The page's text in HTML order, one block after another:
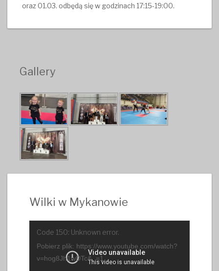
oraz 01.03. odbędą się w godzinach 17:15-19:00.
Gallery
Wilki w Mykanowie
Code 150: Unknown error.
Pobierz plik: https://www.youtube.com/watch?
v=hog8Jh1wDTc&_=1